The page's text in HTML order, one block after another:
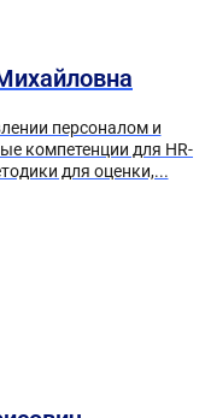
персоналом и
компетенции для HR-
для оценки,...